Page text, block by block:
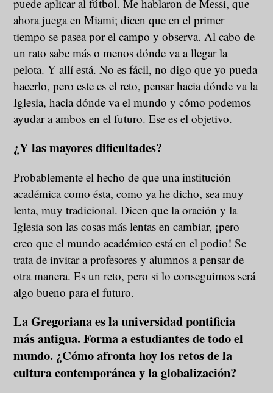
puede aplicar al fútbol. Me hablaron de Messi, que
ahora juega en Miami; dicen que en el primer
tiempo se pasea por el campo y observa. Al cabo de
un rato sabe más o menos dónde va a llegar la
pelota. Y allí está. No es fácil, no digo que yo pueda
hacerlo, pero este es el reto, pensar hacia dónde va la
Iglesia, hacia dónde va el mundo y cómo podemos
ayudar a ambos en el futuro. Ese es el objetivo.
¿Y las mayores dificultades?
Probablemente el hecho de que una institución
académica como ésta, como ya he dicho, sea muy
lenta, muy tradicional. Dicen que la oración y la
Iglesia son las cosas más lentas en cambiar, ¡pero
creo que el mundo académico está en el podio! Se
trata de invitar a profesores y alumnos a pensar de
otra manera. Es un reto, pero si lo conseguimos será
algo bueno para el futuro.
La Gregoriana es la universidad pontificia
más antigua. Forma a estudiantes de todo el
mundo. ¿Cómo afronta hoy los retos de la
cultura contemporánea y la globalización?